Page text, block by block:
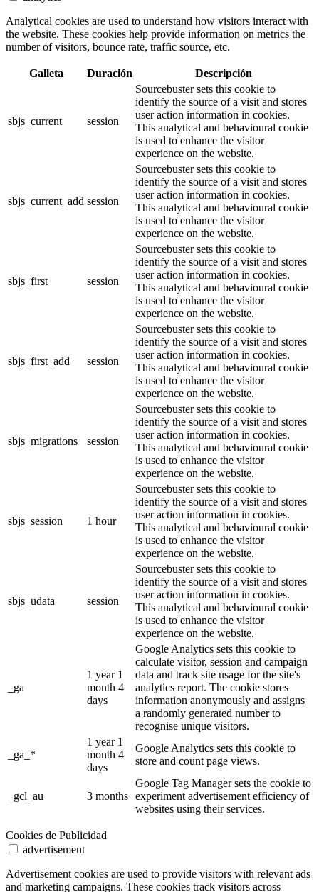
Analytical cookies are used to understand how visitors interact with
the website. These cookies help provide information on metrics the
number of visitors, bounce rate, traffic source, etc.
Galleta Duración Descripción
sbjs_current session
Sourcebuster sets this cookie to
identify the source of a visit and stores
user action information in cookies.
This analytical and behavioural cookie
is used to enhance the visitor
experience on the website.
sbjs_current_add session
Sourcebuster sets this cookie to
identify the source of a visit and stores
user action information in cookies.
This analytical and behavioural cookie
is used to enhance the visitor
experience on the website.
sbjs_first session
Sourcebuster sets this cookie to
identify the source of a visit and stores
user action information in cookies.
This analytical and behavioural cookie
is used to enhance the visitor
experience on the website.
sbjs_first_add session
Sourcebuster sets this cookie to
identify the source of a visit and stores
user action information in cookies.
This analytical and behavioural cookie
is used to enhance the visitor
experience on the website.
sbjs_migrations session
Sourcebuster sets this cookie to
identify the source of a visit and stores
user action information in cookies.
This analytical and behavioural cookie
is used to enhance the visitor
experience on the website.
sbjs_session 1 hour
Sourcebuster sets this cookie to
identify the source of a visit and stores
user action information in cookies.
This analytical and behavioural cookie
is used to enhance the visitor
experience on the website.
sbjs_udata session
Sourcebuster sets this cookie to
identify the source of a visit and stores
user action information in cookies.
This analytical and behavioural cookie
is used to enhance the visitor
experience on the website.
_ga
1 year 1
month 4
days
Google Analytics sets this cookie to
calculate visitor, session and campaign
data and track site usage for the site's
analytics report. The cookie stores
information anonymously and assigns
a randomly generated number to
recognise unique visitors.
_ga_*
1 year 1
month 4
days
Google Analytics sets this cookie to
store and count page views.
_gcl_au 3 months
Google Tag Manager sets the cookie to
experiment advertisement efficiency of
websites using their services.
Cookies de Publicidad
advertisement
Advertisement cookies are used to provide visitors with relevant ads
and marketing campaigns. These cookies track visitors across